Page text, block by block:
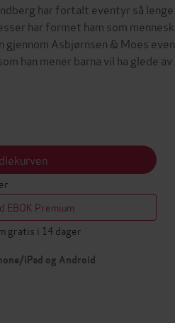
har fortalt eventyr så lenge
har formet ham som
gjennom Asbjørnsen & Moes
han mener barna vil ha glede
EBOK Premium
gratis i 14 dager
iPad og Android